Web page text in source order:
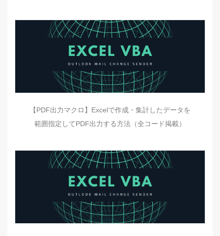
【PDF出力マクロ】Excelで作成・集計したデータを
範囲指定してPDF出力する方法（全コード掲載）